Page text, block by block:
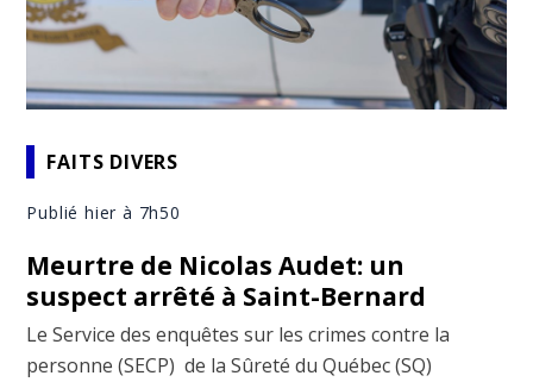
FAITS DIVERS
Publié hier à 7h50
Meurtre de Nicolas Audet: un
suspect arrêté à Saint-Bernard
Le Service des enquêtes sur les crimes contre la
personne (SECP) de la Sûreté du Québec (SQ)